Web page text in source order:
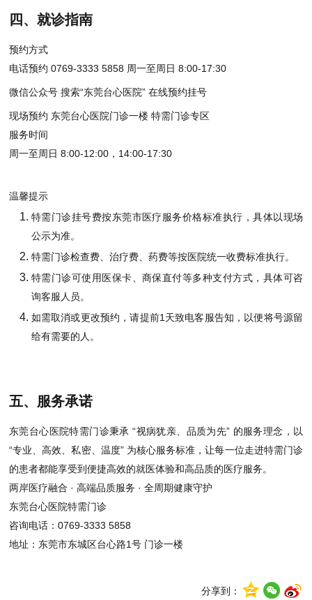
四、就诊指南
预约方式
电话预约 0769-3333 5858 周一至周日 8:00-17:30
微信公众号 搜索“东莞台心医院” 在线预约挂号
现场预约 东莞台心医院门诊一楼 特需门诊专区
服务时间
周一至周日 8:00-12:00，14:00-17:30
温馨提示
特需门诊挂号费按东莞市医疗服务价格标准执行，具体以现场
公示为准。
特需门诊检查费、治疗费、药费等按医院统一收费标准执行。
特需门诊可使用医保卡、商保直付等多种支付方式，具体可咨
询客服人员。
如需取消或更改预约，请提前1天致电客服告知，以便将号源留
给有需要的人。
五、服务承诺
东莞台心医院特需门诊秉承 “视病犹亲、品质为先” 的服务理念，以
“专业、高效、私密、温度” 为核心服务标准，让每一位走进特需门诊
的患者都能享受到便捷高效的就医体验和高品质的医疗服务。
两岸医疗融合 · 高端品质服务 · 全周期健康守护
东莞台心医院特需门诊
咨询电话：0769-3333 5858
地址：东莞市东城区台心路1号 门诊一楼
分享到：